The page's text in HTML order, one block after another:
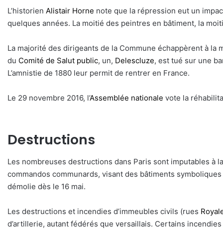
L’historien Alistair Horne note que la répression eut un
quelques années. La moitié des peintres en bâtiment, la
La majorité des dirigeants de la Commune échappèrent à
du Comité de Salut public, un, Delescluze, est tué sur une
L’amnistie de 1880 leur permit de rentrer en France.
Le 29 novembre 2016, l’Assemblée nationale vote la
Destructions
Les nombreuses destructions dans Paris sont imputables à
commandos communards, visant des bâtiments
démolie dès le 16 mai.
Les destructions et incendies d’immeubles civils (rues
d’artillerie, autant fédérés que versaillais. Certains